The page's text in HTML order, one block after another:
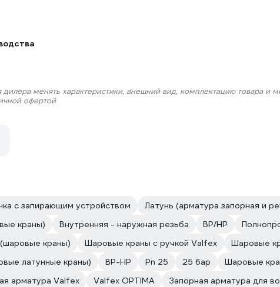
менять характеристики, внешний вид, комплектацию товара и
офертой
с запирающим устройством
Латунь (арматура запорная и
краны) Внутренняя - наружная резьба ВР/НР
краны) Шаровые краны с ручкой Valfex
Шаровые
латунные краны) ВР-НР Pn 25 25 бар
Шаровые
арматура Valfex Valfex OPTIMA
Запорная арматура для